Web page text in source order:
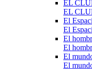
EL
EL
El
El
El
El
El
El